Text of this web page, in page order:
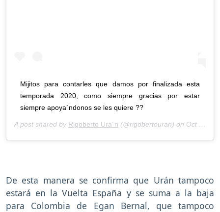
Mijitos para contarles que damos por finalizada esta
temporada 2020, como siempre gracias por estar
siempre apoya´ndonos se les quiere ??
A post shared by Rigoberto Ura´n (@rigobertouran) on Oct 10, 2020 at 5:53am PDT
De esta manera se confirma que Urán tampoco
estará en la Vuelta España y se suma a la baja
para Colombia de Egan Bernal, que tampoco